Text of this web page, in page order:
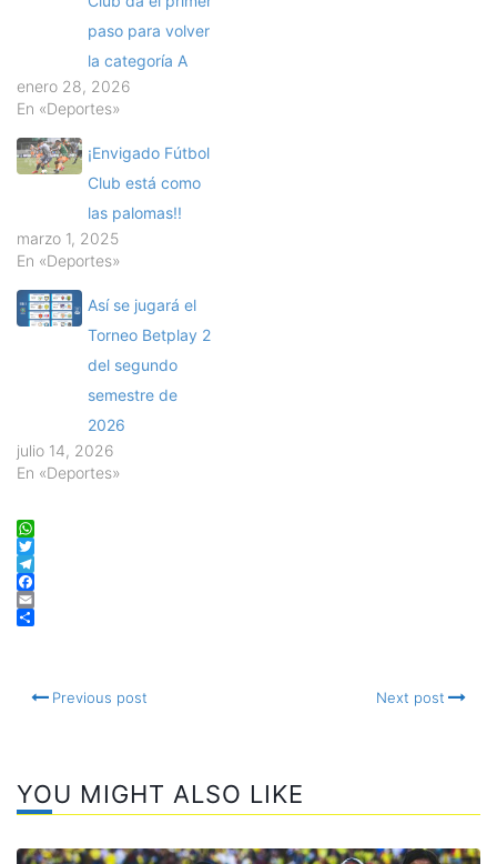
paso para volver
la categoría A
enero 28, 2026
En «Deportes»
¡Envigado Fútbol
Club está como
las palomas!!
marzo 1, 2025
En «Deportes»
Así se jugará el
Torneo Betplay 2
del segundo
semestre de
2026
julio 14, 2026
En «Deportes»
WhatsApp
Twitter
Telegram
Facebook
Email
Previous post Next post
YOU MIGHT ALSO LIKE